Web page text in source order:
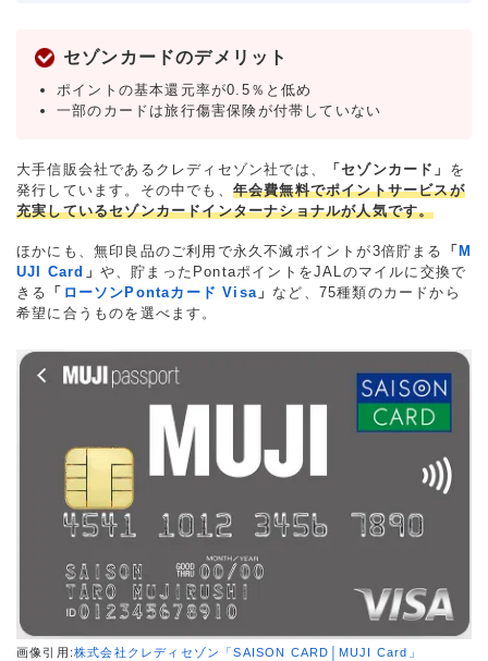
セゾンカードのデメリット
ポイントの基本還元率が0.5％と低め
一部のカードは旅行傷害保険が付帯していない
大手信販会社であるクレディセゾン社では、 「セゾンカード」 を
発行しています。その中でも、 年会費無料でポイントサービスが
充実しているセゾンカードインターナショナルが人気です。
ほかにも、無印良品のご利用で永久不滅ポイントが3倍貯まる 「 M
UJI Card 」 や、貯まったPontaポイントをJALのマイルに交換で
きる 「 ローソンPontaカード Visa 」 など、75種類のカードから
希望に合うものを選べます。
画像引用:株式会社クレディセゾン「SAISON CARD│MUJI Card」